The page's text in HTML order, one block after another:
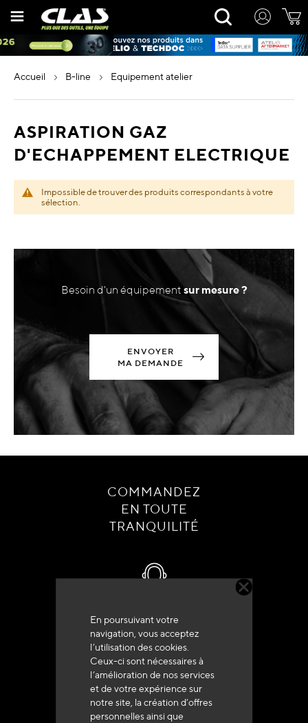
En poursuivant votre
navigation, vous acceptez
l’utilisation des cookies.
Ceux-ci sont nécessaires à
l’amélioration de nos services
et de votre expérience sur
notre site, la création d’offres
personnelles ainsi que
Rechercher
accueil b-line equipement atelier
ASPIRATION GAZ
D'ECHAPPEMENT ELECTRIQUE
Impossible de trouver des produits correspondants à votre
sélection.
Besoin d'un équipement sur mesure ?
ENVOYER
MA DEMANDE
COMMANDEZ
EN TOUTE
TRANQUILITÉ
Service client
+33 (0)4 79 72 62 22 Taper 1